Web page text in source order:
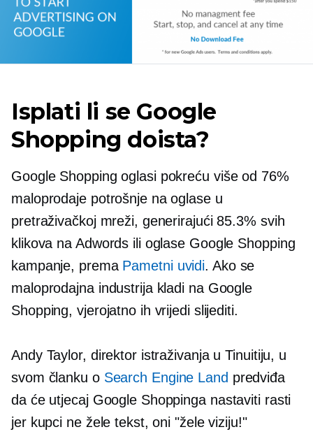
Isplati li se Google
Shopping doista?
Google Shopping oglasi pokreću više od 76%
maloprodaje potrošnje na oglase u
pretraživačkoj mreži, generirajući 85.3% svih
klikova na Adwords ili oglase Google Shopping
kampanje, prema Pametni uvidi. Ako se
maloprodajna industrija kladi na Google
Shopping, vjerojatno ih vrijedi slijediti.
Andy Taylor, direktor istraživanja u Tinuitiju, u
svom članku o Search Engine Land predviđa
da će utjecaj Google Shoppinga nastaviti rasti
jer kupci ne žele tekst, oni "žele viziju!"